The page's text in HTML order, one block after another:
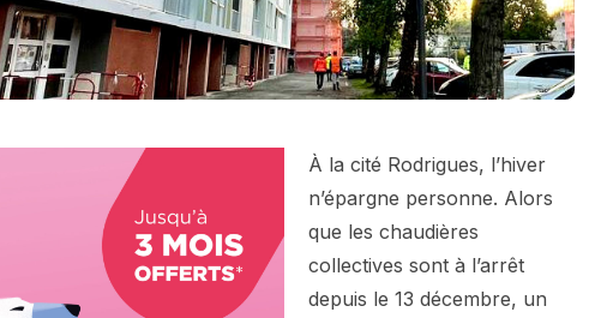
À la cité Rodrigues, l’hiver
n’épargne personne. Alors
que les chaudières
collectives sont à l’arrêt
depuis le 13 décembre, un